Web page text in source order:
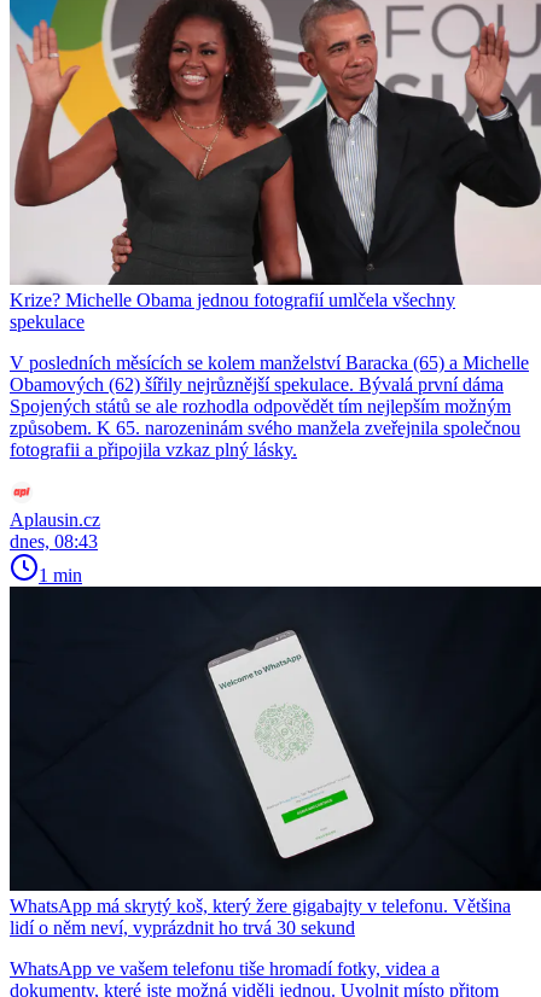
Krize? Michelle Obama jednou fotografií umlčela všechny
spekulace
V posledních měsících se kolem manželství Baracka (65) a Michelle
Obamových (62) šířily nejrůznější spekulace. Bývalá první dáma
Spojených států se ale rozhodla odpovědět tím nejlepším možným
způsobem. K 65. narozeninám svého manžela zveřejnila společnou
fotografii a připojila vzkaz plný lásky.
Aplausin.cz
dnes, 08:43
1 min
WhatsApp má skrytý koš, který žere gigabajty v telefonu. Většina
lidí o něm neví, vyprázdnit ho trvá 30 sekund
WhatsApp ve vašem telefonu tiše hromadí fotky, videa a
dokumenty, které jste možná viděli jednou. Uvolnit místo přitom